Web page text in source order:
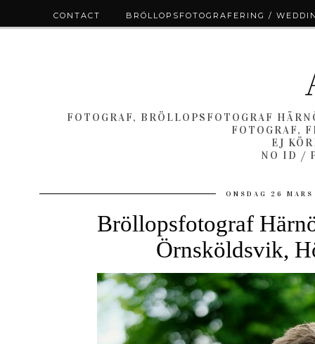
FOTOGRAF, BRÖLLOPSFOTOGRAF
FOTOGRAF,
EJ
NO ID /
ONSDAG 26
Bröllopsfotograf
Örnsköldsvik,
CONTACT BRÖLLOPSFOTOGRAFERING /